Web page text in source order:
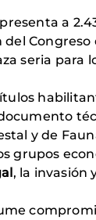
a
seria para
y de
grupos
, la invasión